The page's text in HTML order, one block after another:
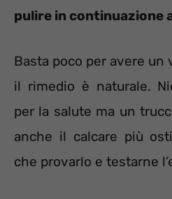
pulire in continuazione
Basta poco per avere un
il rimedio è naturale.
per la salute ma un
anche il calcare più
che provarlo e testarne